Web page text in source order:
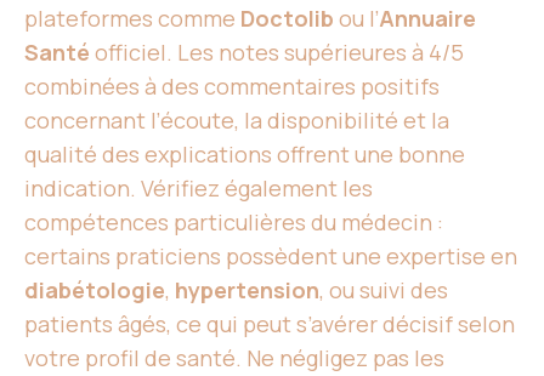
plateformes comme Doctolib ou l’Annuaire
Santé officiel. Les notes supérieures à 4/5
combinées à des commentaires positifs
concernant l’écoute, la disponibilité et la
qualité des explications offrent une bonne
indication. Vérifiez également les
compétences particulières du médecin :
certains praticiens possèdent une expertise en
diabétologie, hypertension, ou suivi des
patients âgés, ce qui peut s’avérer décisif selon
votre profil de santé. Ne négligez pas les